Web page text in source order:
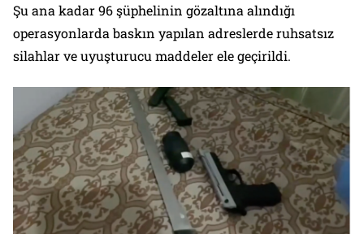
Şu ana kadar 96 şüphelinin gözaltına alındığı
operasyonlarda baskın yapılan adreslerde ruhsatsız
silahlar ve uyuşturucu maddeler ele geçirildi.